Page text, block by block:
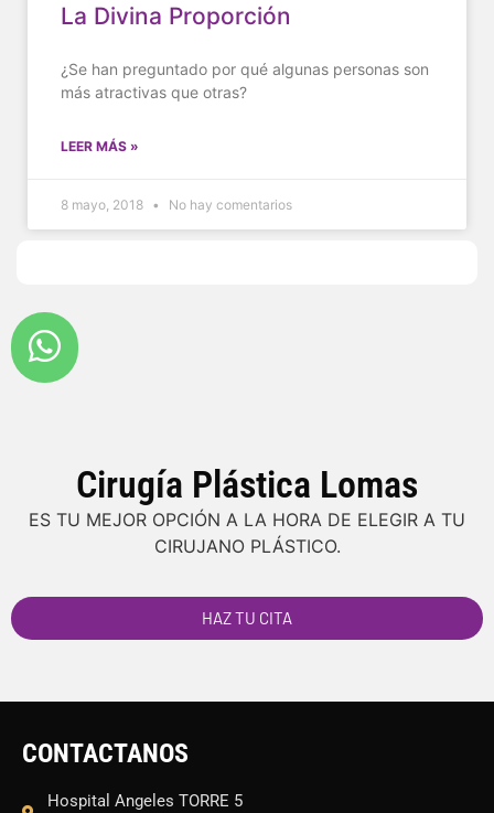
La Divina Proporción
¿Se han preguntado por qué algunas personas son
más atractivas que otras?
LEER MÁS »
8 mayo, 2018 No hay comentarios
Cirugía Plástica Lomas
ES TU MEJOR OPCIÓN A LA HORA DE ELEGIR A TU
CIRUJANO PLÁSTICO.
HAZ TU CITA
CONTACTANOS
Hospital Angeles TORRE 5